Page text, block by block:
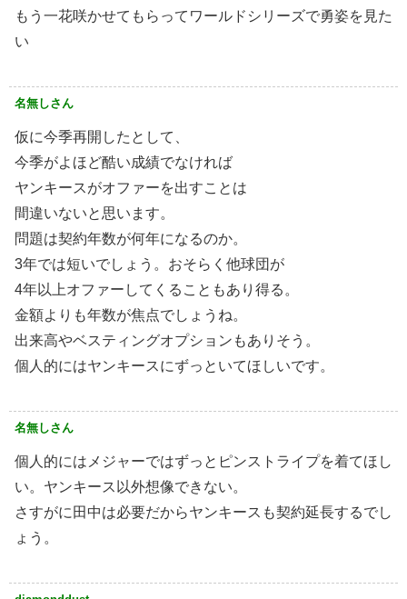
もう一花咲かせてもらってワールドシリーズで勇姿を見た
い
名無しさん
仮に今季再開したとして、
今季がよほど酷い成績でなければ
ヤンキースがオファーを出すことは
間違いないと思います。
問題は契約年数が何年になるのか。
3年では短いでしょう。おそらく他球団が
4年以上オファーしてくることもあり得る。
金額よりも年数が焦点でしょうね。
出来高やベスティングオプションもありそう。
個人的にはヤンキースにずっといてほしいです。
名無しさん
個人的にはメジャーではずっとピンストライプを着てほし
い。ヤンキース以外想像できない。
さすがに田中は必要だからヤンキースも契約延長するでし
ょう。